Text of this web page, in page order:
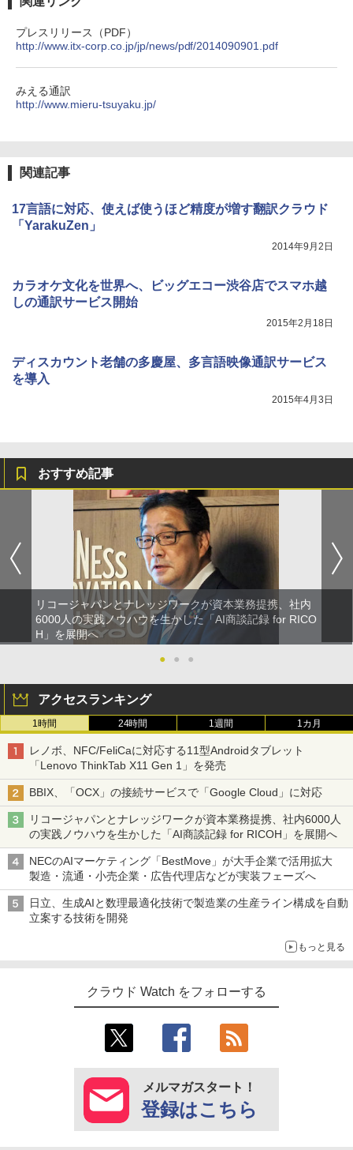
プレスリリース（PDF）
http://www.itx-corp.co.jp/jp/news/pdf/2014090901.pdf
みえる通訳
http://www.mieru-tsuyaku.jp/
関連記事
17言語に対応、使えば使うほど精度が増す翻訳クラウド
「YarakuZen」
2014年9月2日
カラオケ文化を世界へ、ビッグエコー渋谷店でスマホ越
しの通訳サービス開始
2015年2月18日
ディスカウント老舗の多慶屋、多言語映像通訳サービス
を導入
2015年4月3日
おすすめ記事
リコージャパンとナレッジワークが資本業務提携、社内
6000人の実践ノウハウを生かした「AI商談記録 for RICO
H」を展開へ
●
● ●
アクセスランキング
1時間 24時間 1週間 1カ月
レノボ、NFC/FeliCaに対応する11型Androidタブレット
「Lenovo ThinkTab X11 Gen 1」を発売
BBIX、「OCX」の接続サービスで「Google Cloud」に対応
リコージャパンとナレッジワークが資本業務提携、社内6000人
の実践ノウハウを生かした「AI商談記録 for RICOH」を展開へ
NECのAIマーケティング「BestMove」が大手企業で活用拡大
製造・流通・小売企業・広告代理店などが実装フェーズへ
日立、生成AIと数理最適化技術で製造業の生産ライン構成を自動
立案する技術を開発
もっと見る
クラウド Watch をフォローする
メルマガスタート！
登録はこちら